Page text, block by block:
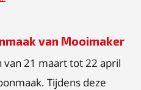
van Mooimaker
21 maart tot 22 april
Tijdens deze